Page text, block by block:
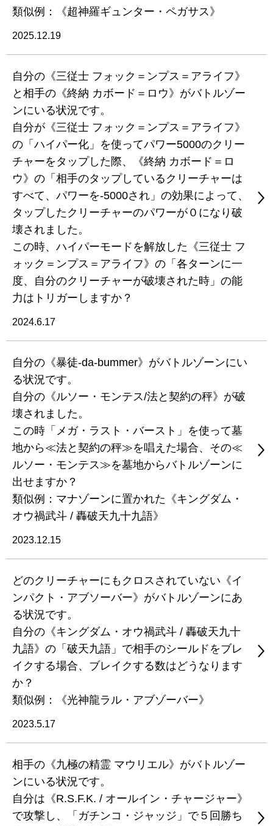
類似例：《超神羅ギュンター・ペガサス》
2025.12.19
自分の《三従士 フォック＝ンプス＝アライフ》
と相手の《終納 カボード＝ロウ》がバトルゾー
ンにいる状況です。
自分が《三従士 フォック＝ンプス＝アライフ》
の「ハイパー化」を使ってパワー5000のクリー
チャーをタップした際、《終納 カボード＝ロ
ウ》の「相手のタップしているクリーチャーは
すべて、パワーを-5000され」の効果によって、
タップしたクリーチャーのパワーが０になり破
壊されました。
この時、ハイパーモードを解放した《三従士 フ
ォック＝ンプス＝アライフ》の「各ターンに一
度、自分のクリーチャーが破壊された時」の能
力はトリガーしますか？
2024.6.17
自分の《暴徒-da-bummer》がバトルゾーンにい
る状況です。
自分の《ルソー・モンテス/法と契約の秤》が破
壊されました。
この時「メガ・ラスト・バースト」を使って墓
地から≪法と契約の秤≫を唱えた場合、その≪
ルソー・モンテス≫を墓地からバトルゾーンに
出せますか？
類似例：マナゾーンに置かれた《キングダム・
オウ禍武斗 / 轟破天九十九語》
2023.12.15
どのクリーチャーにもクロスされていない《イ
ンパクト・アブソーバー》がバトルゾーンにあ
る状況です。
自分の《キングダム・オウ禍武斗 / 轟破天九十
九語》の「破天九語」で相手のシールドをブレ
イクする場合、ブレイクする数はどうなります
か？
類似例：《光神龍ラル・アブゾーバー》
2023.5.17
相手の《九極の精霊 マウリエル》がバトルゾー
ンにいる状況です。
自分は《R.S.F.K. / オールイン・チャージャー》
で攻撃し、「ガチンコ・ジャッジ」で５回勝ち